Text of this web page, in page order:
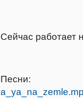
Сейчас работает
Песни: